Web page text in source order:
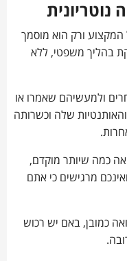
המקצוע ורק הוא מוסמך
בהליך משפטי, ללא
ולמעשיהם שאמרו או
והאותנטיות שלה וכשרותה
כמה שיותר מוקדם,
מרגישים כי אתם
כמובן, באם יש רכוש